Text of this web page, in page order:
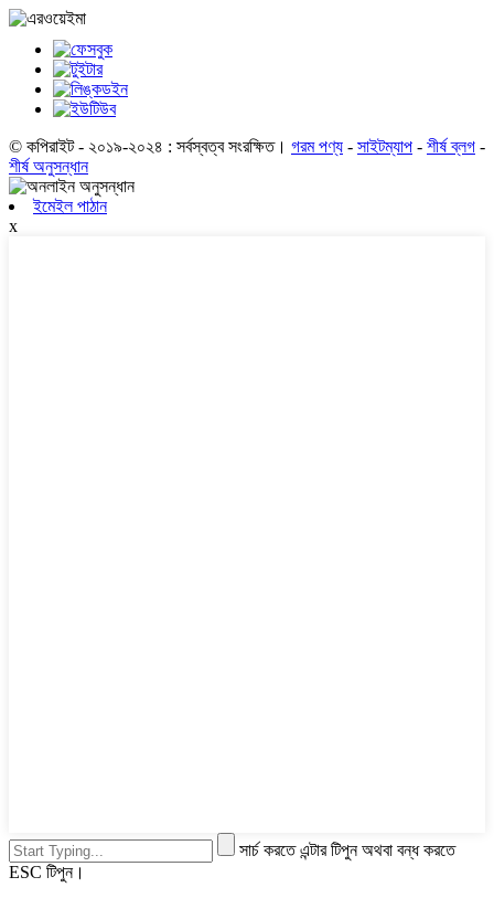
© কপিরাইট - ২০১৯-২০২৪ : সর্বস্বত্ব সংরক্ষিত। গরম পণ্য - সাইটম্যাপ - শীর্ষ ব্লগ -
শীর্ষ অনুসন্ধান
ইমেইল পাঠান
x
সার্চ করতে এন্টার টিপুন অথবা বন্ধ করতে
ESC টিপুন।